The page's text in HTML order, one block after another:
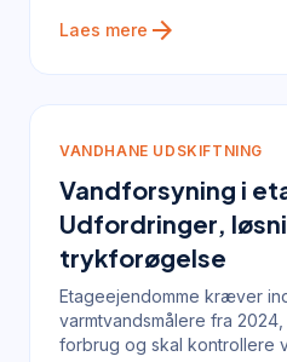
Laes mere arrow_forward
VANDHANE UDSKIFTNING
Vandforsyning i
Udfordringer,
trykforøgelse
Etageejendomme kræver
varmtvandsmålere fra
forbrug og skal kontrollere